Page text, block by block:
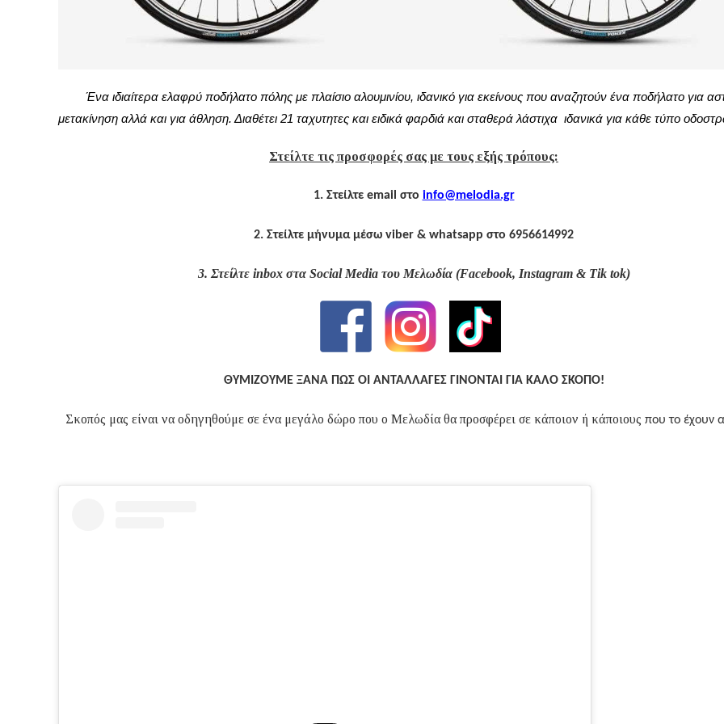
Ένα ιδιαίτερα ελαφρύ ποδήλατο πόλης με πλαίσιο αλουμινίου, ιδανικό για εκείνους που αναζητούν ένα ποδήλατο για
μετακίνηση αλλά και για άθληση. Διαθέτει 21 ταχυτητες και ειδικά φαρδιά και σταθερά λάστιχα ιδανικά για κάθε τύπο
Στείλτε τις προσφορές σας με τους εξής τρόπους:
1. Στείλτε email στο info@melodia.gr
2. Στείλτε μήνυμα μέσω viber & whatsapp στο 6956614992
3. Στείλτε inbox στα Social Media του Μελωδία (Facebook, Ιnstagram & Τik tok)
ΘΥΜΙΖΟΥΜΕ ΞΑΝΑ ΠΩΣ ΟΙ ΑΝΤΑΛΛΑΓΕΣ ΓΙΝΟΝΤΑΙ ΓΙΑ ΚΑΛΟ ΣΚΟΠΟ!
Σκοπός μας είναι να οδηγηθούμε σε ένα μεγάλο δώρο που ο Μελωδία θα προσφέρει σε κάποιον ή κάποιους που το έχουν